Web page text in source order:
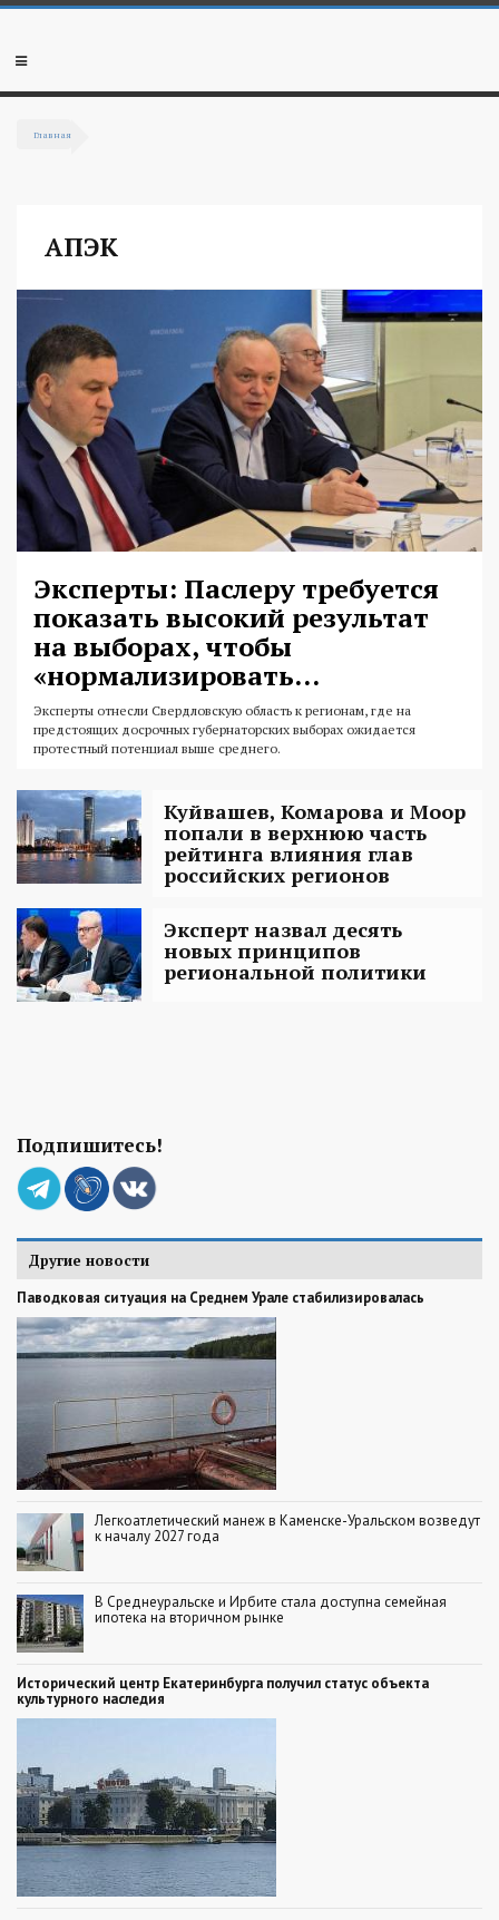
Перейти к основному содержанию
Мобильное
Главная
АПЭК
Эксперты: Паслеру требуется
показать высокий результат
на выборах, чтобы
«нормализировать...
Эксперты отнесли Свердловскую область к регионам, где на
предстоящих досрочных губернаторских выборах ожидается
протестный потенциал выше среднего.
Куйвашев, Комарова и Моор
попали в верхнюю часть
рейтинга влияния глав
российских регионов
Эксперт назвал десять
новых принципов
региональной политики
Подпишитесь!
Другие новости
Паводковая ситуация на Среднем Урале стабилизировалась
Легкоатлетический манеж в Каменске-Уральском возведут
к началу 2027 года
В Среднеуральске и Ирбите стала доступна семейная
ипотека на вторичном рынке
Исторический центр Екатеринбурга получил статус объекта
культурного наследия